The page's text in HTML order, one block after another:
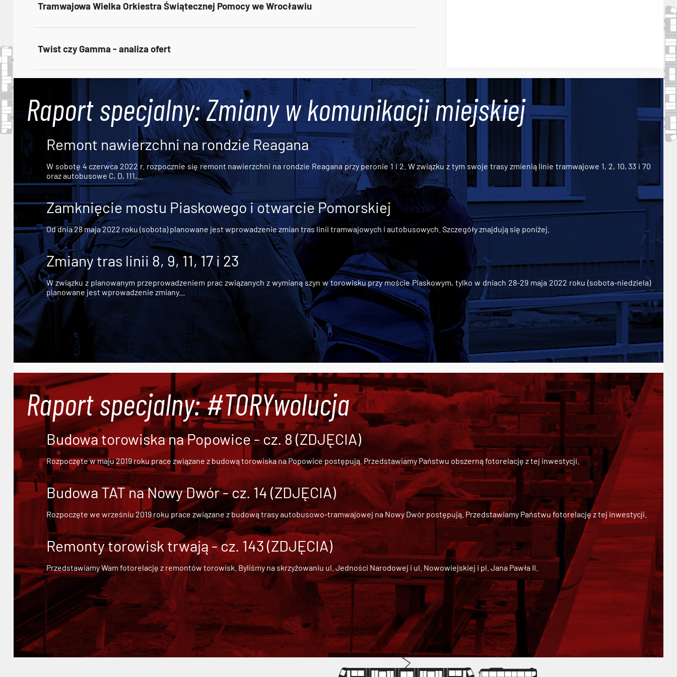
Tramwajowa Wielka Orkiestra Świątecznej Pomocy we Wrocławiu
Twist czy Gamma - analiza ofert
Raport specjalny: Zmiany w komunikacji miejskiej
Remont nawierzchni na rondzie Reagana
W sobotę 4 czerwca 2022 r. rozpocznie się remont nawierzchni na rondzie Reagana przy peronie 1 i 2. W związku z tym swoje trasy zmienią linie tramwajowe 1, 2, 10, 33 i 70
oraz autobusowe C, D, 111,...
Zamknięcie mostu Piaskowego i otwarcie Pomorskiej
Od dnia 28 maja 2022 roku (sobota) planowane jest wprowadzenie zmian tras linii tramwajowych i autobusowych. Szczegóły znajdują się poniżej.
Zmiany tras linii 8, 9, 11, 17 i 23
W związku z planowanym przeprowadzeniem prac związanych z wymianą szyn w torowisku przy moście Piaskowym, tylko w dniach 28-29 maja 2022 roku (sobota-niedziela)
planowane jest wprowadzenie zmiany...
Raport specjalny: #TORYwolucja
Budowa torowiska na Popowice - cz. 8 (ZDJĘCIA)
Rozpoczęte w maju 2019 roku prace związane z budową torowiska na Popowice postępują. Przedstawiamy Państwu obszerną fotorelację z tej inwestycji.
Budowa TAT na Nowy Dwór - cz. 14 (ZDJĘCIA)
Rozpoczęte we wrześniu 2019 roku prace związane zbudową trasy autobusowo-tramwajowej na Nowy Dwór postępują. Przedstawiamy Państwu fotorelację z tej inwestycji.
Remonty torowisk trwają - cz. 143 (ZDJĘCIA)
Przedstawiamy Wam fotorelację z remontów torowisk. Byliśmy na skrzyżowaniu ul. Jedności Narodowej i ul. Nowowiejskiej i pl. Jana Pawła II.